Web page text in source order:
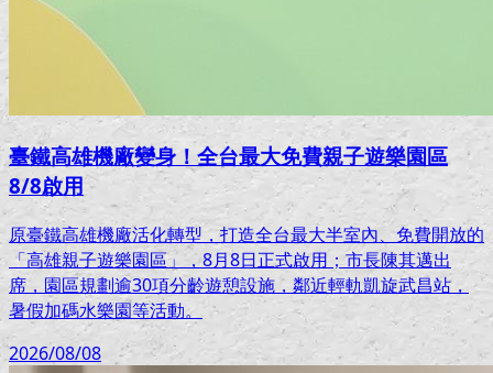
臺鐵高雄機廠變身！全台最大免費親子遊樂園區
8/8啟用
原臺鐵高雄機廠活化轉型，打造全台最大半室內、免費開放的
「高雄親子遊樂園區」，8月8日正式啟用；市長陳其邁出
席，園區規劃逾30項分齡遊憩設施，鄰近輕軌凱旋武昌站，
暑假加碼水樂園等活動。
2026/08/08